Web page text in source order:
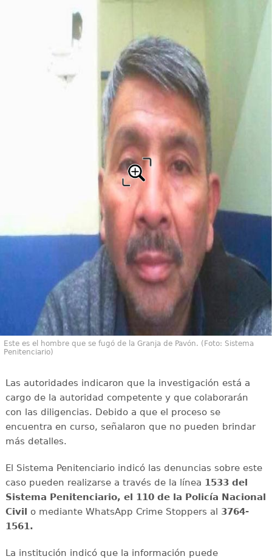
Este es el hombre que se fugó de la Granja de Pavón. (Foto: Sistema
Penitenciario)
Las autoridades indicaron que la investigación está a
cargo de la autoridad competente y que colaborarán
con las diligencias. Debido a que el proceso se
encuentra en curso, señalaron que no pueden brindar
más detalles.
El Sistema Penitenciario indicó las denuncias sobre este
caso pueden realizarse a través de la línea 1533 del
Sistema Penitenciario, el 110 de la Policía Nacional
Civil o mediante WhatsApp Crime Stoppers al 3764-
1561.
La institución indicó que la información puede